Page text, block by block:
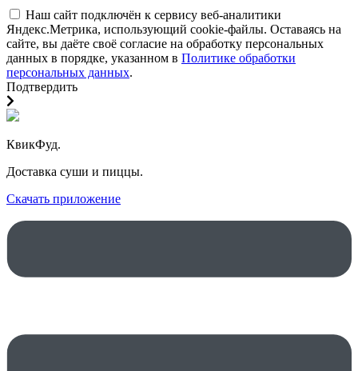
Наш сайт подключён к сервису веб-аналитики
Яндекс.Метрика, использующий cookie-файлы. Оставаясь на
сайте, вы даёте своё согласие на обработку персональных
данных в порядке, указанном в Политике обработки
персональных данных.
Подтвердить
КвикФуд.
Доставка суши и пиццы.
Скачать приложение